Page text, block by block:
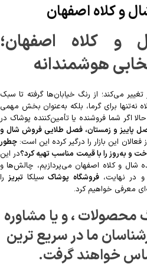
و کلاه اصفهان
و کلاه اصفهان؛
هوشمندانه
می‌کند؛ از رنگ خیابان‌ها گرفته تا سبک
برای گرما، بلکه به‌عنوان بخش مهمی
اگر شما فروشنده یا تأمین‌کننده پوشاک در
پاییز و زمستان، فصل طلایی فروش شال و
این بازار را درگیر کرده این است: چطور
و به‌روز را با قیمت مناسب تهیه کرد؟در این
شال و کلاه اصفهان می‌پردازیم، چالش‌ها و
و در نهایت،فروشگاه پوشاک سیلکا تبریزرا
معرفی خواهیم کرد.
محصولات ، و یا مشاوره
ما در سریع ترین
خواهند گرفت.